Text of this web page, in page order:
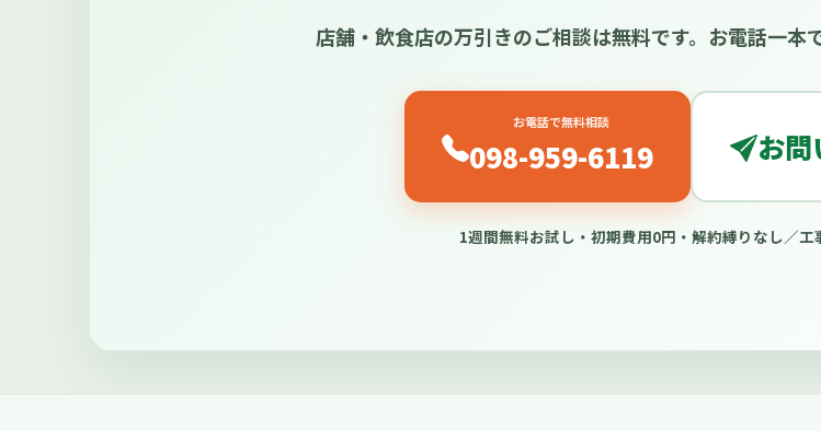
店舗・飲食店の万引きのご相談は無料です。お電話一本
お電話で無料相談
098-959-6119 お問
1週間無料お試し・初期費用0円・解約縛りなし／